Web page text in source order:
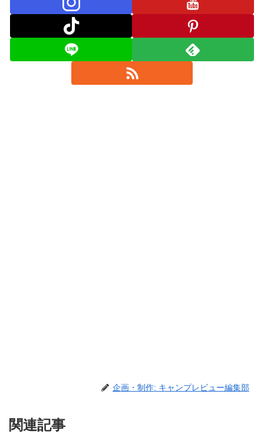
企画・制作: キャンプレビュー編集部
関連記事